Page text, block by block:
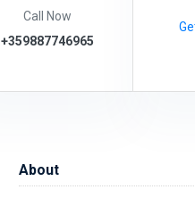
Call Now
+359887746965
About